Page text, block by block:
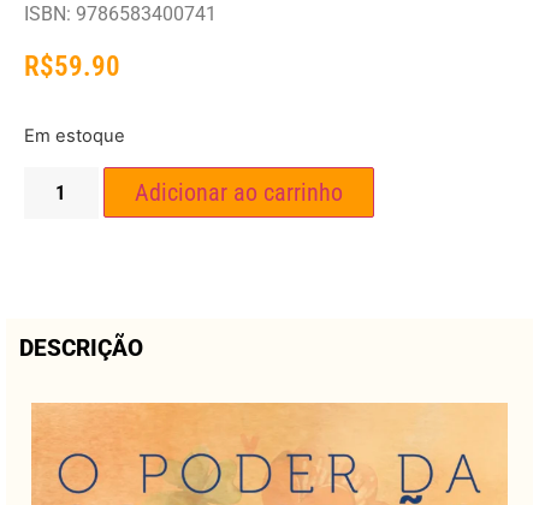
ISBN: 9786583400741
R$59.90
Em estoque
Adicionar ao carrinho
DESCRIÇÃO